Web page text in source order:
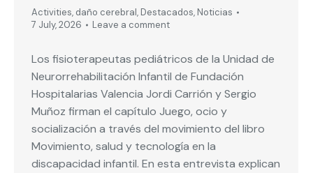
Activities, daño cerebral, Destacados, Noticias
7 July, 2026
Leave a comment
Los fisioterapeutas pediátricos de la Unidad de
Neurorrehabilitación Infantil de Fundación
Hospitalarias Valencia Jordi Carrión y Sergio
Muñoz firman el capítulo Juego, ocio y
socialización a través del movimiento del libro
Movimiento, salud y tecnología en la
discapacidad infantil. En esta entrevista explican